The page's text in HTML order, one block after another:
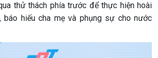
thử thách phía trước để thực hiện hoài
báo hiếu cha mẹ và phụng sự cho nước